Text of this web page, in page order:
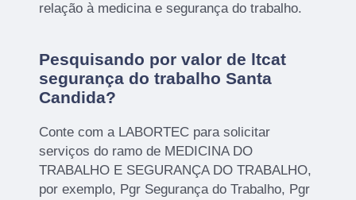
relação à medicina e segurança do trabalho.
Pesquisando por valor de ltcat
segurança do trabalho Santa
Candida?
Conte com a LABORTEC para solicitar
serviços do ramo de MEDICINA DO
TRABALHO E SEGURANÇA DO TRABALHO,
por exemplo, Pgr Segurança do Trabalho, Pgr